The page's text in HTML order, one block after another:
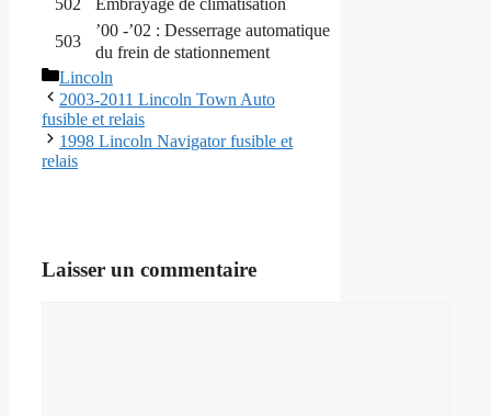
502
Embrayage de climatisation
503
’00 -’02 : Desserrage automatique
du frein de stationnement
Catégories
Lincoln
2003-2011 Lincoln Town Auto
fusible et relais
1998 Lincoln Navigator fusible et
relais
Laisser un commentaire